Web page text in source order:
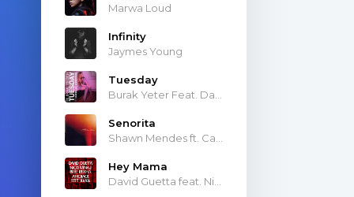
Marwa Loud
Infinity
Jaymes Young
Tuesday
Senorita
Hey Mama